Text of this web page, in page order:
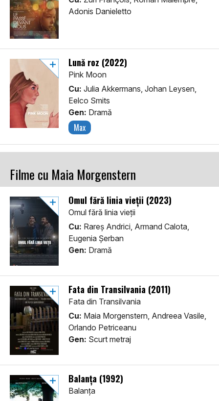
Adonis Danieletto
Lună roz (2022)
Pink Moon
Cu: Julia Akkermans, Johan Leysen,
Eelco Smits
Gen: Dramă
Max
Filme cu Maia Morgenstern
Omul fără linia vieții (2023)
Omul fără linia vieții
Cu: Rareș Andrici, Armand Calota,
Eugenia Șerban
Gen: Dramă
Fata din Transilvania (2011)
Fata din Transilvania
Cu: Maia Morgenstern, Andreea Vasile,
Orlando Petriceanu
Gen: Scurt metraj
Balanța (1992)
Balanța